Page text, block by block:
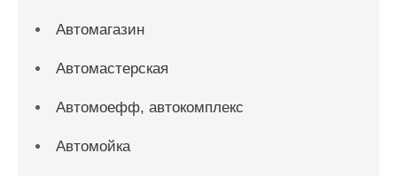
Автомагазин
Автомастерская
Автомоефф, автокомплекс
Автомойка